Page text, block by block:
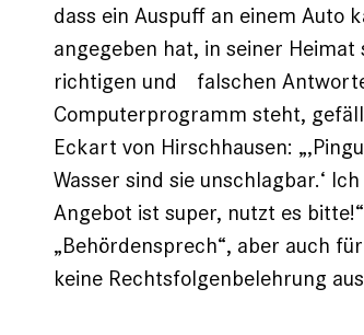
dass ein Auspuff an einem Auto
angegeben hat, in seiner
richtigen und falschen
Computerprogramm steht,
Eckart von Hirschhausen:
Wasser sind sie unschlagbar.‘
Angebot ist super, nutzt es
„Behördensprech“, aber auch
keine Rechts­folgenbelehrung